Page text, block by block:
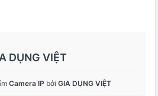
DỤNG VIỆT
Camera IP bởi GIA DỤNG VIỆT